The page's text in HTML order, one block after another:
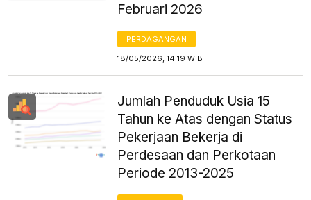
Februari 2026
PERDAGANGAN
18/05/2026, 14:19 WIB
Jumlah Penduduk Usia 15
Tahun ke Atas dengan Status
Pekerjaan Bekerja di
Perdesaan dan Perkotaan
Periode 2013-2025